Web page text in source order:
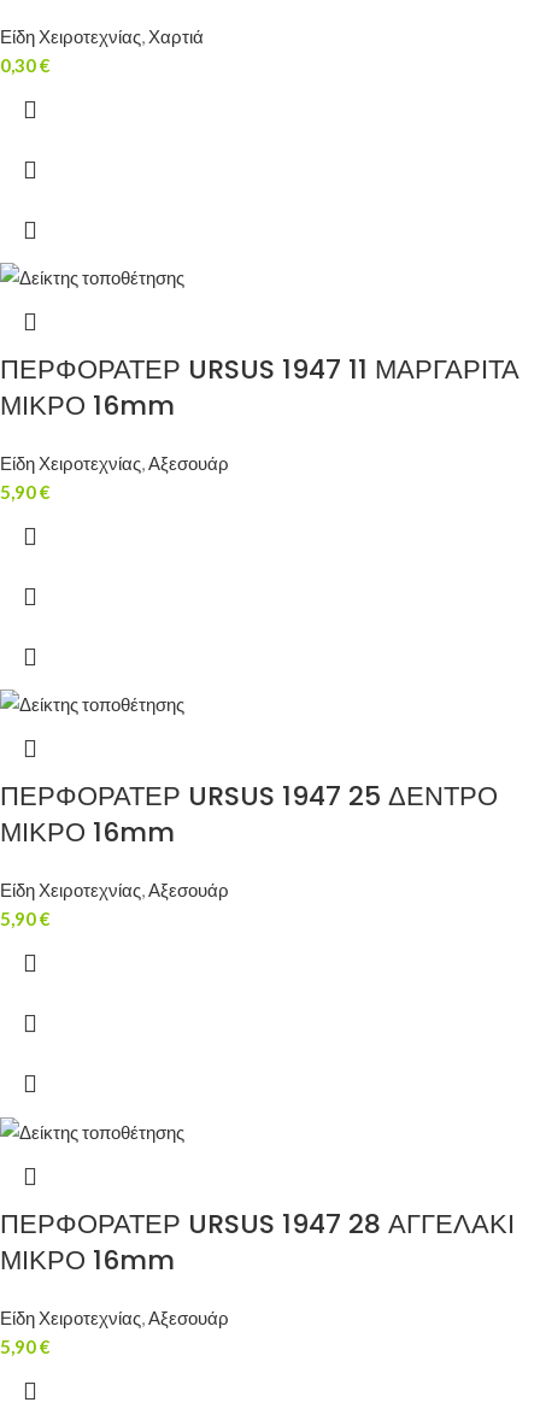
Είδη Χειροτεχνίας, Χαρτιά
0,30€
ΠΕΡΦΟΡΑΤΕΡ URSUS 1947 11 ΜΑΡΓΑΡΙΤΑ
ΜΙΚΡΟ 16mm
Είδη Χειροτεχνίας,Αξεσουάρ
5,90€
ΠΕΡΦΟΡΑΤΕΡ URSUS 1947 25 ΔΕΝΤΡΟ
ΜΙΚΡΟ 16mm
Είδη Χειροτεχνίας,Αξεσουάρ
5,90€
ΠΕΡΦΟΡΑΤΕΡ URSUS 1947 28 ΑΓΓΕΛΑΚΙ
ΜΙΚΡΟ 16mm
Είδη Χειροτεχνίας,Αξεσουάρ
5,90€